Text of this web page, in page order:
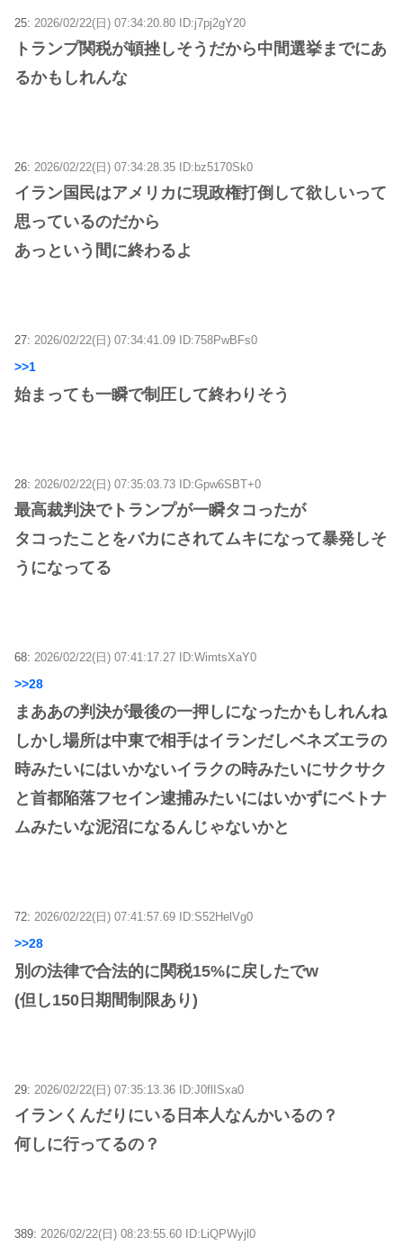
25: 2026/02/22(日) 07:34:20.80 ID:j7pj2gY20
トランプ関税が頓挫しそうだから中間選挙までにあ
るかもしれんな
26: 2026/02/22(日) 07:34:28.35 ID:bz5170Sk0
イラン国民はアメリカに現政権打倒して欲しいって
思っているのだから
あっという間に終わるよ
27: 2026/02/22(日) 07:34:41.09 ID:758PwBFs0
>>1
始まっても一瞬で制圧して終わりそう
28: 2026/02/22(日) 07:35:03.73 ID:Gpw6SBT+0
最高裁判決でトランプが一瞬タコったが
タコったことをバカにされてムキになって暴発しそ
うになってる
68: 2026/02/22(日) 07:41:17.27 ID:WimtsXaY0
>>28
まああの判決が最後の一押しになったかもしれんね
しかし場所は中東で相手はイランだしベネズエラの
時みたいにはいかないイラクの時みたいにサクサク
と首都陥落フセイン逮捕みたいにはいかずにベトナ
ムみたいな泥沼になるんじゃないかと
72: 2026/02/22(日) 07:41:57.69 ID:S52HelVg0
>>28
別の法律で合法的に関税15%に戻したでw
(但し150日期間制限あり)
29: 2026/02/22(日) 07:35:13.36 ID:J0flISxa0
イランくんだりにいる日本人なんかいるの？
何しに行ってるの？
389: 2026/02/22(日) 08:23:55.60 ID:LiQPWyjl0